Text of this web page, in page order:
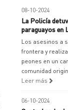
08-10-2024
La Policía
paraguayos en
Los asesinos a
frontera y
peones en un
comunidad
Leer más
06-10-2024